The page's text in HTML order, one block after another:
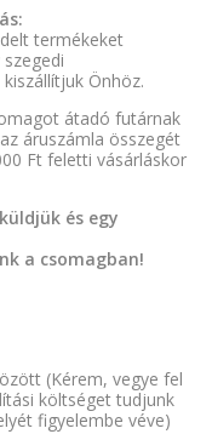
termékeket
Önhöz.
átadó futárnak
áruszámla összegét
Ft feletti vásárláskor
és egy
a csomagban!
(Kérem, vegye fel
költséget tudjunk
figyelembe véve)